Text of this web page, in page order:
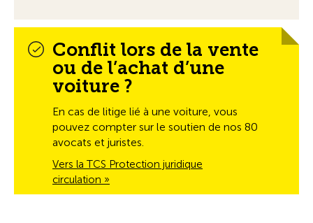
Conflit lors de la vente
ou de l’achat d’une
voiture ?
En cas de litige lié à une voiture, vous
pouvez compter sur le soutien de nos 80
avocats et juristes.
Vers la TCS Protection juridique
circulation »